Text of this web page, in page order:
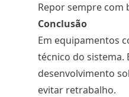
Repor sempre com
Conclusão
Em equipamentos
técnico do sistema.
desenvolvimento
evitar retrabalho.